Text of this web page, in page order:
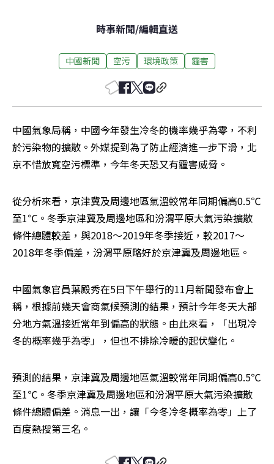
時事新聞/編輯直送
中國新聞 空污 環境政策 霾害
中國氣象局稱，中國今年發生冷冬的機率幾乎為零，不利
於污染物的擴散。外媒提到為了防止經濟進一步下滑，北
京不惜放寬空污標準，今年冬天恐又有霾害威脅。
從分析來看，京津冀及周邊地區氣溫較常年同期偏高0.5℃
至1℃。冬季京津冀及周邊地區和汾渭平原大氣污染擴散
條件總體較差，與2018～2019年冬季接近，較2017～
2018年冬季偏差，汾渭平原略好於京津冀及周邊地區。
中國氣象官員葉殿秀在5日下午舉行的11月新聞發布會上
稱，根據前幾天會商氣候預測的結果，預計今年冬天大部
分地方氣溫接近常年到偏高的狀態。由此來看，「出現冷
冬的概率幾乎為零」，但也不排除冷暖的起伏變化。
預測的結果，京津冀及周邊地區氣溫較常年同期偏高0.5℃
至1℃。冬季京津冀及周邊地區和汾渭平原大氣污染擴散
條件總體偏差。消息一出，讓「今冬冷冬概率為零」上了
百度熱搜第三名。